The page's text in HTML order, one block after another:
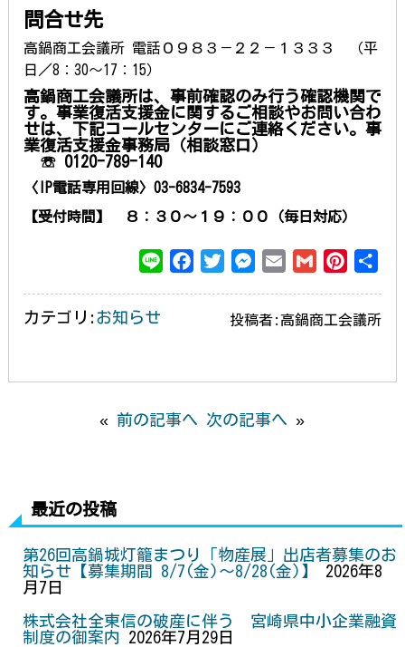
問合せ先
高鍋商工会議所 電話０９８３－２２－１３３３ （平
日／8：30～17：15）
高鍋商工会議所は、事前確認のみ行う確認機関で
す。事業復活支援金に関するご相談やお問い合わ
せは、下記コールセンターにご連絡ください。 事
業復活支援金事務局（相談窓口）
☏ 0120-789-140
〈IP電話専用回線〉03-6834-7593
【受付時間】 ８：３０～１９：００（毎日対応）
o
k
e
n
e
t
r
カテゴリ:お知らせ 投稿者:高鍋商工会議所
«前の記事へ 次の記事へ »
最近の投稿
第26回高鍋城灯籠まつり「物産展」出店者募集のお
知らせ【募集期間 8/7(金)～8/28(金)】
2026年8
月7日
株式会社全東信の破産に伴う 宮崎県中小企業融資
制度の御案内
2026年7月29日